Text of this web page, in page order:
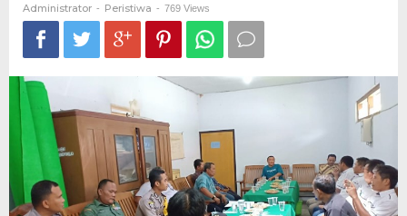
Realisasi
Administrator - Peristiwa - 769 Views